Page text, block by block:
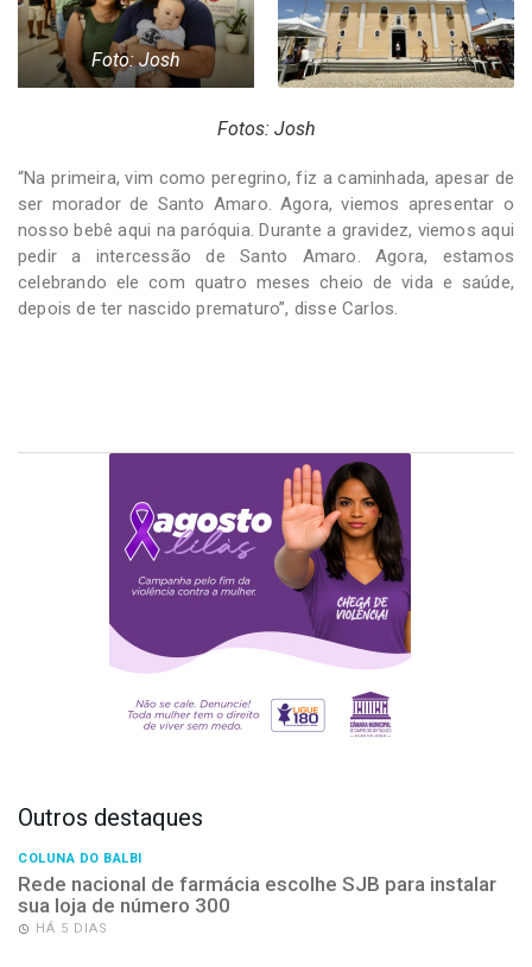
Foto: Josh
Fotos: Josh
“Na primeira, vim como peregrino, fiz a caminhada, apesar de
ser morador de Santo Amaro. Agora, viemos apresentar o
nosso bebê aqui na paróquia. Durante a gravidez, viemos aqui
pedir a intercessão de Santo Amaro. Agora, estamos
celebrando ele com quatro meses cheio de vida e saúde,
depois de ter nascido prematuro”, disse Carlos.
Outros destaques
COLUNA DO BALBI
Rede nacional de farmácia escolhe SJB para instalar
sua loja de número 300
HÁ 5 DIAS